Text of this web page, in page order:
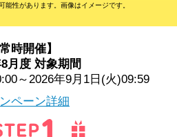
性があります。画像はイメージです。
常時開催】
月度 対象期間
～2026年9月1日(火)09:59
ペーン詳細